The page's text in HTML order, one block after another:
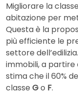
Migliorare la
abitazione per
Questa è la
più efficiente le
settore
immobili, a partire
stima che il 60%
classe Go F.